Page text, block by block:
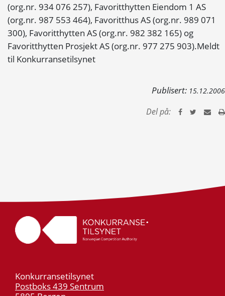
(org.nr. 934 076 257), Favoritthytten Eiendom 1 AS
(org.nr. 987 553 464), Favoritthus AS (org.nr. 989 071
300), Favoritthytten AS (org.nr. 982 382 165) og
Favoritthytten Prosjekt AS (org.nr. 977 275 903).Meldt
til Konkurransetilsynet
Publisert: 15.12.2006
Del på:
Konkurransetilsynet
Postboks 439 Sentrum